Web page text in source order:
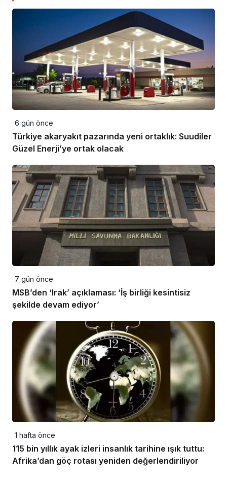
6 gün önce
Türkiye akaryakıt pazarında yeni ortaklık: Suudiler
Güzel Enerji’ye ortak olacak
7 gün önce
MSB’den ‘Irak’ açıklaması: ‘İş birliği kesintisiz
şekilde devam ediyor’
1 hafta önce
115 bin yıllık ayak izleri insanlık tarihine ışık tuttu:
Afrika’dan göç rotası yeniden değerlendiriliyor